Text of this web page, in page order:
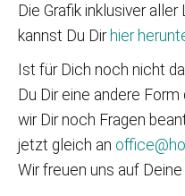
Die Grafik inklusiver
kannst Du Dir hier
Ist für Dich noch nicht
Du Dir eine andere
wir Dir noch Fragen
jetzt gleich an
Wir freuen uns auf